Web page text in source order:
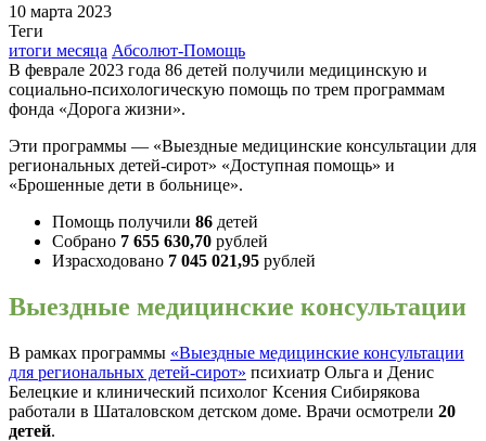
10 марта 2023
Теги
итоги месяца Абсолют-Помощь
В феврале 2023 года 86 детей получили медицинскую и
социально-психологическую помощь по трем программам
фонда «Дорога жизни».
Эти программы — «Выездные медицинские консультации для
региональных детей-сирот» «Доступная помощь» и
«Брошенные дети в больнице».
Помощь получили 86 детей
Собрано 7 655 630,70 рублей
Израсходовано 7 045 021,95 рублей
Выездные медицинские консультации
В рамках программы «Выездные медицинские консультации
для региональных детей-сирот» психиатр Ольга и Денис
Белецкие и клинический психолог Ксения Сибирякова
работали в Шаталовском детском доме. Врачи осмотрели 20
детей.